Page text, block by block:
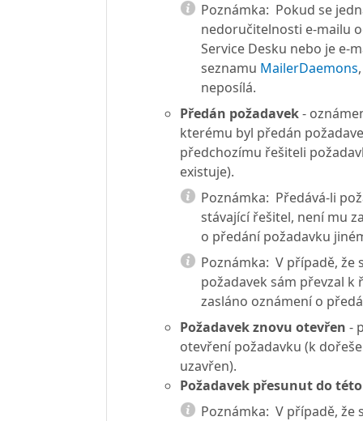
Poznámka: Pokud se
nedoručitelnosti e-mailu
Service Desku nebo je e-
seznamu MailerDaemons
neposílá.
Předán požadavek-
kterému byl předán
předchozímu řešiteli
existuje).
Poznámka: Předává-li
stávající řešitel, není mu
o předání požadavku
Poznámka: V případě, že
požadavek sám převzal k
zasláno oznámení o
Požadavek znovu otevřen -
otevření požadavku (k
uzavřen).
Požadavek přesunut do
Poznámka: V případě, že